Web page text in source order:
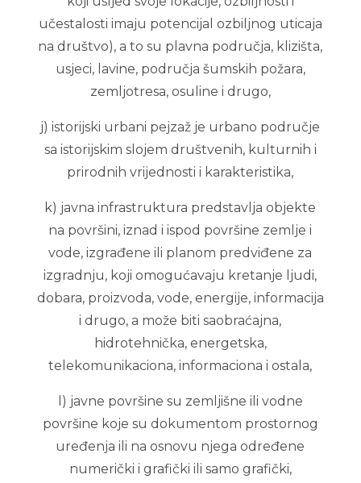
učestalosti imaju potencijal ozbiljnog uticaja
na društvo), a to su plavna područja, klizišta,
usjeci, lavine, područja šumskih požara,
zemljotresa, osuline i drugo,
j) istorijski urbani pejzaž je urbano područje
sa istorijskim slojem društvenih, kulturnih i
prirodnih vrijednosti i karakteristika,
k) javna infrastruktura predstavlja objekte
na površini, iznad i ispod površine zemlje i
vode, izgrađene ili planom predviđene za
izgradnju, koji omogućavaju kretanje ljudi,
dobara, proizvoda, vode, energije, informacija
i drugo, a može biti saobraćajna,
hidrotehnička, energetska,
telekomunikaciona, informaciona i ostala,
l) javne površine su zemljišne ili vodne
površine koje su dokumentom prostornog
uređenja ili na osnovu njega određene
numerički i grafički ili samo grafički,